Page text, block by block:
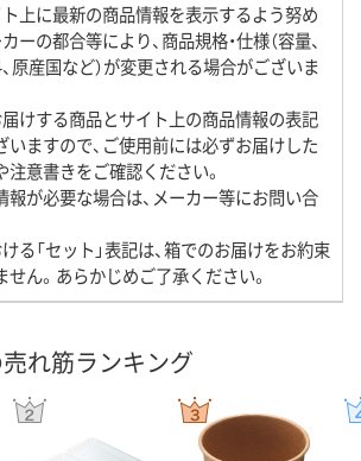
ト上に最新の商品情報を表示するよう努め
ーの都合等により、商品規格・仕様（容量、
原産国など）が変更される場合がございま
届けする商品とサイト上の商品情報の表記
いますので、ご使用前には必ずお届けした
意書きをご確認ください。
報が必要な場合は、メーカー等にお問い合
る「セット」表記は、箱でのお届けをお約束
ん。あらかじめご了承ください。
れ筋ランキング